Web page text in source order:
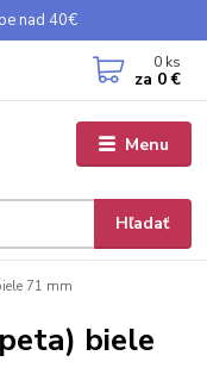
nad 40€
Menu
Hľadať
0 ks
za 0 €
71 mm
biele